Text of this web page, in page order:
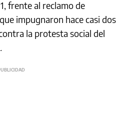
frente al reclamo de
impugnaron hace casi dos
la protesta social del
.